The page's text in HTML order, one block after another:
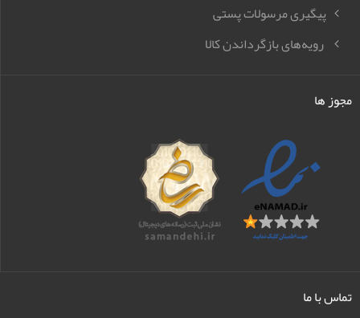
پیگیری مرسولات پستی
رویه‌های بازگرداندن کالا
مجوز ها
تماس با ما